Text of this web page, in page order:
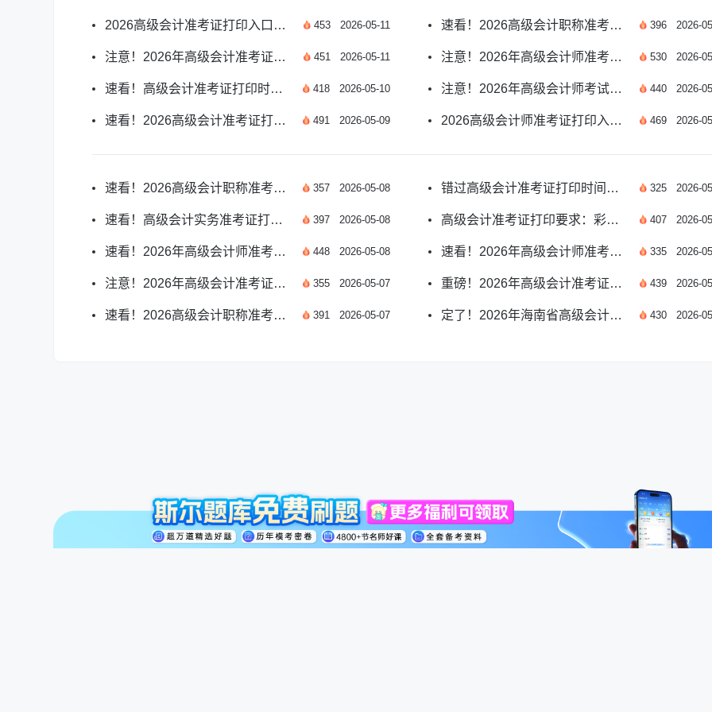
2026高级会计准考证打印入口开通了吗？官方指南 453 2026-05-11
注意！2026年高级会计准考证打印入口官网位置详解 451 2026-05-11
速看！高级会计准考证打印时间提前多久开始 418 2026-05-10
速看！2026高级会计准考证打印全流程指南 491 2026-05-09
速看！2026高级会计职称准考证打印时间指南 396 2026-
注意！2026年高级会计师准考证打印格式要求详解 530 2026-
注意！2026年高级会计师考试准考证打印流程详解 440 2026-
2026高级会计师准考证打印入口何时开放？详细指南 469 2026-
速看！2026高级会计职称准考证打印入口开通时间详解 357 2026-05-08
速看！高级会计实务准考证打印入口指南 397 2026-05-08
速看！2026年高级会计师准考证打印时间各地是否一致？ 448 2026-05-08
注意！2026年高级会计准考证打印时间提前多久开始 355 2026-05-07
速看！2026高级会计职称准考证打印时间指南 391 2026-05-07
错过高级会计准考证打印时间能补办吗？关键解答 325 2026-
高级会计准考证打印要求：彩色还是黑白？必看解答 407 2026-
速看！2026年高级会计师准考证打印时间详解 335 2026-
重磅！2026年高级会计准考证打印入口与操作指南 439 2026-
定了！2026年海南省高级会计师准考证打印时间公布 430 2026-